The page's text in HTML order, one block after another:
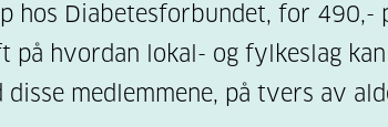
hos Diabetesforbundet, for 490,-
på hvordan lokal- og fylkeslag kan
disse medlemmene, på tvers av